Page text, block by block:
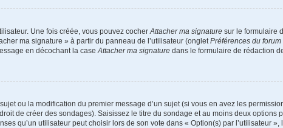
Une fois créée, vous pouvez cocher Attacher ma signature sur le formulaire
ma signature » à partir du panneau de l’utilisateur (onglet Préférences du
en décochant la case Attacher ma signature dans le formulaire de rédaction
ou la modification du premier message d’un sujet (si vous en avez les
de créer des sondages). Saisissez le titre du sondage et au moins deux
qu’un utilisateur peut choisir lors de son vote dans « Option(s) par l’utilisateur